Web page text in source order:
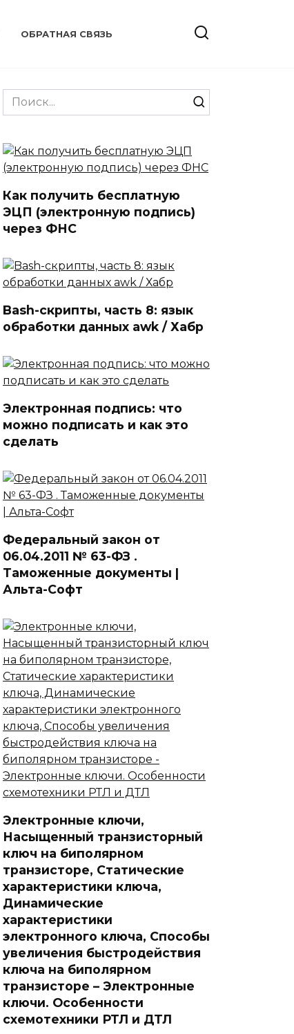
ОБРАТНАЯ СВЯЗЬ
Search
for:
Как получить бесплатную
ЭЦП (электронную подпись)
через ФНС
Bash-скрипты, часть 8: язык
обработки данных awk / Хабр
Электронная подпись: что
можно подписать и как это
сделать
Федеральный закон от
06.04.2011 № 63-ФЗ .
Таможенные документы |
Альта-Софт
Электронные ключи,
Насыщенный транзисторный
ключ на биполярном
транзисторе, Статические
характеристики ключа,
Динамические
характеристики
электронного ключа, Способы
увеличения быстродействия
ключа на биполярном
транзисторе – Электронные
ключи. Особенности
схемотехники РТЛ и ДТЛ